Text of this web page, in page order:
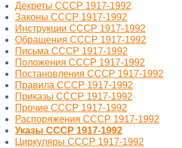
Декреты СССР 1917-1992
Законы СССР 1917-1992
Инструкции СССР 1917-1992
Обращения СССР 1917-1992
Письма СССР 1917-1992
Положения СССР 1917-1992
Постановления СССР 1917-1992
Правила СССР 1917-1992
Приказы СССР 1917-1992
Прочие СССР 1917-1992
Распоряжения СССР 1917-1992
Указы СССР 1917-1992
Циркуляры СССР 1917-1992